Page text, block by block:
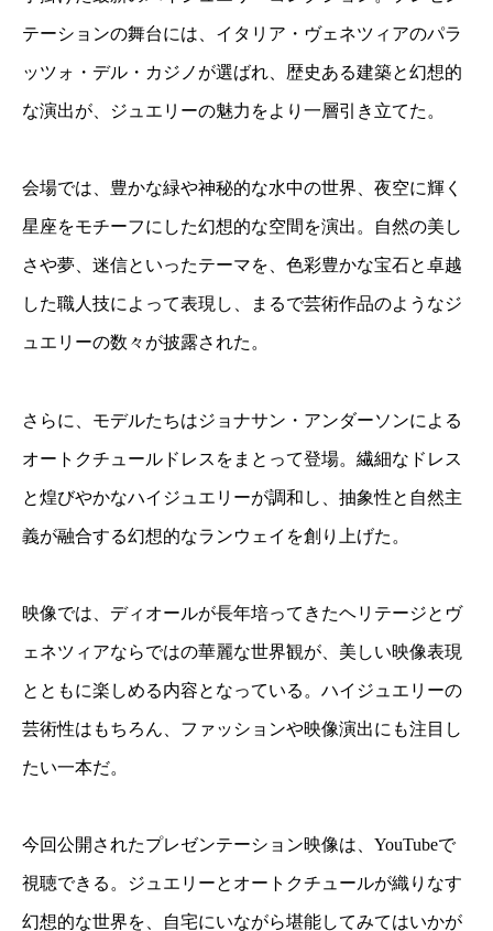
テーションの舞台には、イタリア・ヴェネツィアのパラ
ッツォ・デル・カジノが選ばれ、歴史ある建築と幻想的
な演出が、ジュエリーの魅力をより一層引き立てた。
会場では、豊かな緑や神秘的な水中の世界、夜空に輝く
星座をモチーフにした幻想的な空間を演出。自然の美し
さや夢、迷信といったテーマを、色彩豊かな宝石と卓越
した職人技によって表現し、まるで芸術作品のようなジ
ュエリーの数々が披露された。
さらに、モデルたちはジョナサン・アンダーソンによる
オートクチュールドレスをまとって登場。繊細なドレス
と煌びやかなハイジュエリーが調和し、抽象性と自然主
義が融合する幻想的なランウェイを創り上げた。
映像では、ディオールが長年培ってきたヘリテージとヴ
ェネツィアならではの華麗な世界観が、美しい映像表現
とともに楽しめる内容となっている。ハイジュエリーの
芸術性はもちろん、ファッションや映像演出にも注目し
たい一本だ。
今回公開されたプレゼンテーション映像は、YouTubeで
視聴できる。ジュエリーとオートクチュールが織りなす
幻想的な世界を、自宅にいながら堪能してみてはいかが